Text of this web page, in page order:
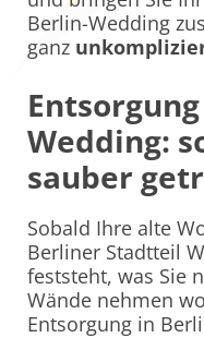
Berlin-Wedding
ganz
Wedding:
sauber
Sobald Ihre alte
Berliner Stadtteil
feststeht, was Sie
Wände nehmen
Entsorgung in